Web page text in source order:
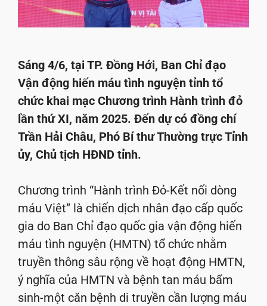
Sáng 4/6, tại TP. Đồng Hới, Ban Chỉ đạo
Vận động hiến máu tình nguyện tỉnh tổ
chức khai mạc Chương trình Hành trình đỏ
lần thứ XI, năm 2025. Đến dự có đồng chí
Trần Hải Châu, Phó Bí thư Thường trực Tỉnh
ủy, Chủ tịch HĐND tỉnh.
Chương trình “Hành trình Đỏ-Kết nối dòng
máu Việt” là chiến dịch nhân đạo cấp quốc
gia do Ban Chỉ đạo quốc gia vận động hiến
máu tình nguyện (HMTN) tổ chức nhằm
truyền thông sâu rộng về hoạt động HMTN,
ý nghĩa của HMTN và bệnh tan máu bẩm
sinh-một căn bệnh di truyền cần lượng máu